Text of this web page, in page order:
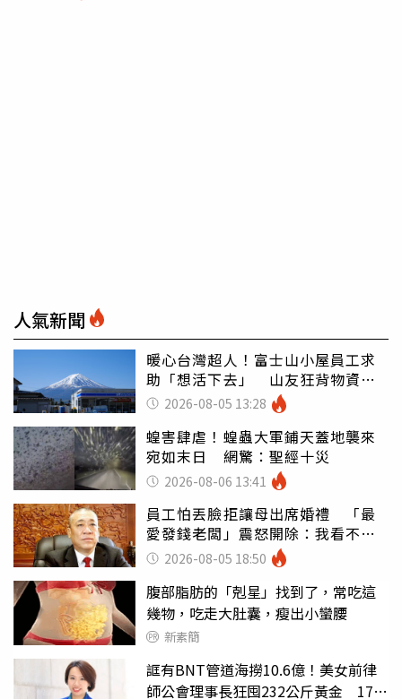
人氣新聞
暖心台灣超人！富士山小屋員工求
助「想活下去」 山友狂背物資上
山：台灣真的是寶島
2026-08-05 13:28
蝗害肆虐！蝗蟲大軍鋪天蓋地襲來
宛如末日 網驚：聖經十災
2026-08-06 13:41
員工怕丟臉拒讓母出席婚禮 「最
愛發錢老闆」震怒開除：我看不起
你 2026-08-05 18:50
腹部脂肪的「剋星」找到了，常吃這
幾物，吃走大肚囊，瘦出小蠻腰
新素簡
誆有BNT管道海撈10.6億！美女前律
師公會理事長狂囤232公斤黃金 17人